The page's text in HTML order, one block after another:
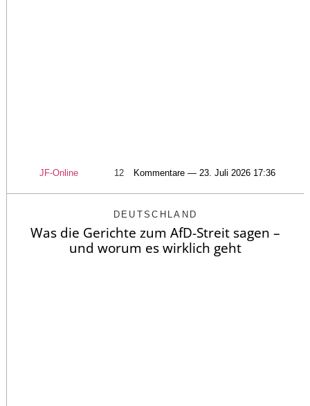
JF-Online 12 Kommentare — 23. Juli 2026 17:36
DEUTSCHLAND
Was die Gerichte zum AfD-Streit sagen –
und worum es wirklich geht